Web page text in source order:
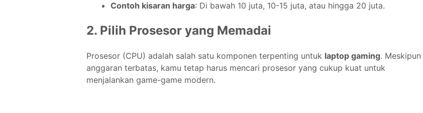
Contoh kisaran harga: Di bawah 10 juta, 10-15 juta, atau hingga 20 juta.
2. Pilih Prosesor yang Memadai
Prosesor (CPU) adalah salah satu komponen terpenting untuk laptop gaming. Meskipun
anggaran terbatas, kamu tetap harus mencari prosesor yang cukup kuat untuk
menjalankan game-game modern.